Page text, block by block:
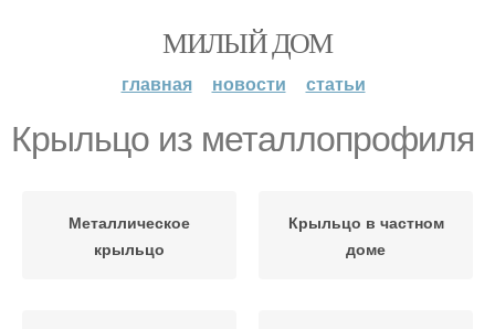
МИЛЫЙ ДОМ
главная новости статьи
Крыльцо из металлопрофиля
Металлическое
крыльцо
Крыльцо в частном
доме